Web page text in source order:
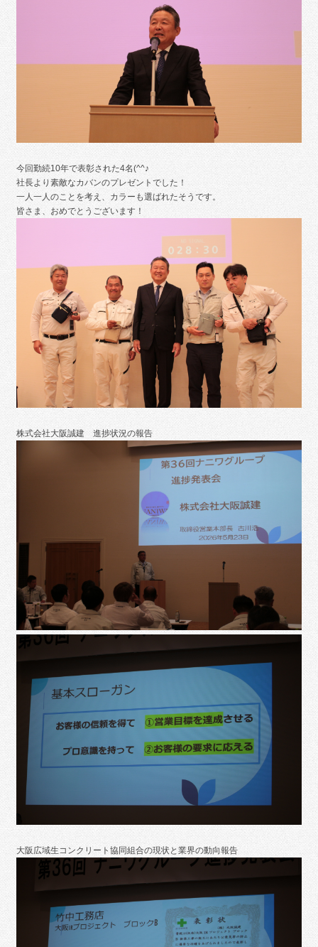
今回勤続10年で表彰された4名(^^♪
社長より素敵なカバンのプレゼントでした！
一人一人のことを考え、カラーも選ばれたそうです。
皆さま、おめでとうございます！
株式会社大阪誠建 進捗状況の報告
大阪広域生コンクリート協同組合の現状と業界の動向報告